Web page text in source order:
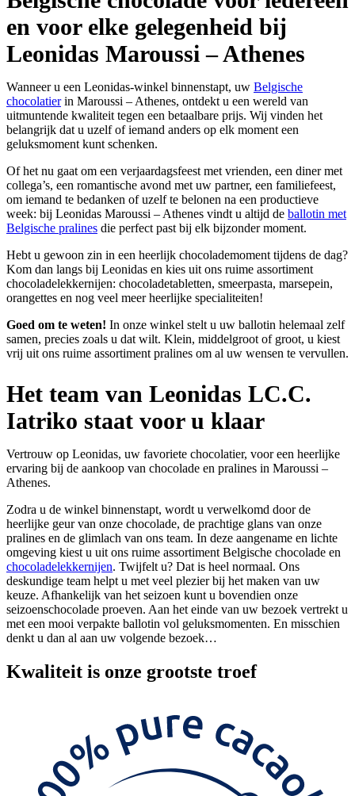
en voor elke gelegenheid bij
Leonidas Maroussi – Athenes
Wanneer u een Leonidas-winkel binnenstapt, uw Belgische
chocolatierin Maroussi – Athenes, ontdekt u een wereld van
uitmuntende kwaliteit tegen een betaalbare prijs. Wij vinden het
belangrijk dat u uzelf of iemand anders op elk moment een
geluksmoment kunt schenken.
Of het nu gaat om een verjaardagsfeest met vrienden, een diner met
collega’s, een romantische avond met uw partner, een familiefeest,
om iemand te bedanken of uzelf te belonen na een productieve
week: bij Leonidas Maroussi – Athenes vindt u altijd de ballotin met
Belgische pralines die perfect past bij elk bijzonder moment.
Hebt u gewoon zin in een heerlijk chocolademoment tijdens de dag?
Kom dan langs bij Leonidas en kies uit ons ruime assortiment
chocoladelekkernijen: chocoladetabletten, smeerpasta, marsepein,
orangettes en nog veel meer heerlijke specialiteiten!
Goed om te weten! In onze winkel stelt u uw ballotin helemaal zelf
samen, precies zoals u dat wilt. Klein, middelgroot of groot, u kiest
vrij uit ons ruime assortiment pralines om al uw wensen te vervullen.
Het team van Leonidas LC.C.
Iatriko staat voor u klaar
Vertrouw op Leonidas, uw favoriete chocolatier, voor een heerlijke
ervaring bij de aankoop van chocolade en pralines in Maroussi –
Athenes.
Zodra u de winkel binnenstapt, wordt u verwelkomd door de
heerlijke geur van onze chocolade, de prachtige glans van onze
pralines en de glimlach van ons team. In deze aangename en lichte
omgeving kiest u uit ons ruime assortiment Belgische chocolade en
chocoladelekkernijen. Twijfelt u? Dat is heel normaal. Ons
deskundige team helpt u met veel plezier bij het maken van uw
keuze. Afhankelijk van het seizoen kunt u bovendien onze
seizoenschocolade proeven. Aan het einde van uw bezoek vertrekt u
met een mooi verpakte ballotin vol geluksmomenten. En misschien
denkt u dan al aan uw volgende bezoek…
Kwaliteit is onze grootste troef